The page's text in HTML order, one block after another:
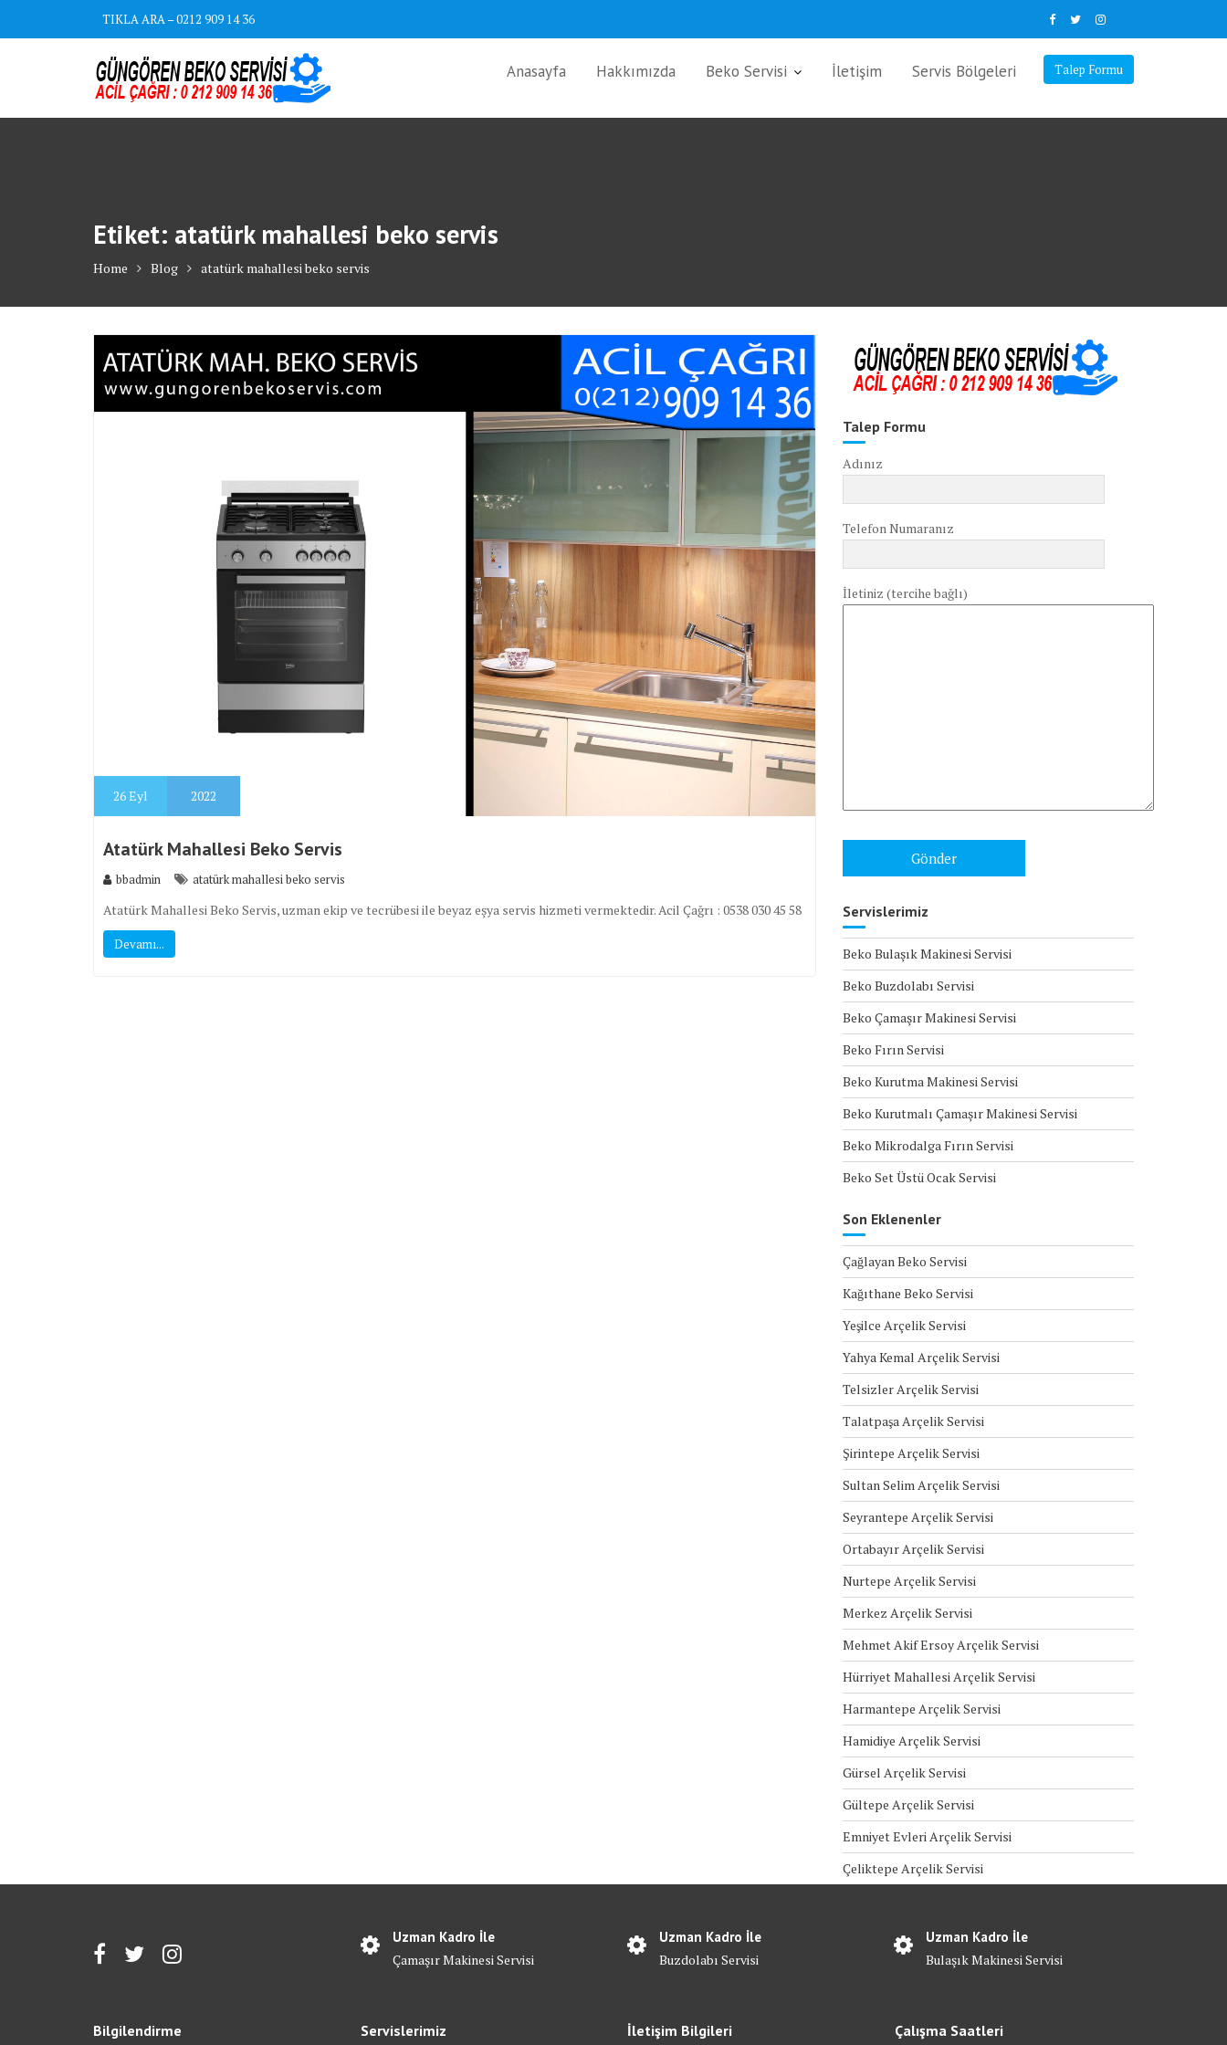
TIKLA ARA – 0212 909 14 36
Talep Formu
Anasayfa Hakkımızda Beko Servisi İletişim Servis Bölgeleri
Etiket: atatürk mahallesi beko servis
Home Blog atatürk mahallesi beko servis
26Eyl 2022
Atatürk Mahallesi Beko Servis
bbadmin atatürk mahallesi beko servis
Atatürk Mahallesi Beko Servis, uzman ekip ve tecrübesi ile beyaz eşya servis hizmeti vermektedir. Acil Çağrı : 0538 030 45 58
Devamı...
Talep Formu
Adınız
Telefon Numaranız
İletiniz (tercihe bağlı)
Servislerimiz
Beko Bulaşık Makinesi Servisi
Beko Buzdolabı Servisi
Beko Çamaşır Makinesi Servisi
Beko Fırın Servisi
Beko Kurutma Makinesi Servisi
Beko Kurutmalı Çamaşır Makinesi Servisi
Beko Mikrodalga Fırın Servisi
Beko Set Üstü Ocak Servisi
Son Eklenenler
Çağlayan Beko Servisi
Kağıthane Beko Servisi
Yeşilce Arçelik Servisi
Yahya Kemal Arçelik Servisi
Telsizler Arçelik Servisi
Talatpaşa Arçelik Servisi
Şirintepe Arçelik Servisi
Sultan Selim Arçelik Servisi
Seyrantepe Arçelik Servisi
Ortabayır Arçelik Servisi
Nurtepe Arçelik Servisi
Merkez Arçelik Servisi
Mehmet Akif Ersoy Arçelik Servisi
Hürriyet Mahallesi Arçelik Servisi
Harmantepe Arçelik Servisi
Hamidiye Arçelik Servisi
Gürsel Arçelik Servisi
Gültepe Arçelik Servisi
Emniyet Evleri Arçelik Servisi
Çeliktepe Arçelik Servisi
Uzman Kadro İle
Çamaşır Makinesi Servisi
Uzman Kadro İle
Buzdolabı Servisi
Uzman Kadro İle
Bulaşık Makinesi Servisi
Bilgilendirme Servislerimiz İletişim Bilgileri Çalışma Saatleri